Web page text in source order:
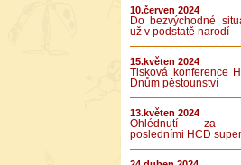
10.červen 2024
Do bezvýchodné
už v podstatě narodí
15.květen 2024
Tisková konference
Dnům pěstounství
13.květen 2024
Ohlédnutí za
posledními HCD